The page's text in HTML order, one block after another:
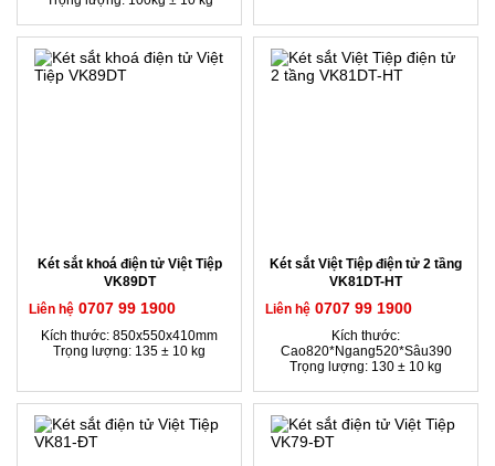
Két sắt khoá điện tử Việt Tiệp
VK89DT
Liên hệ 0707 99 1900
Kích thước: 850x550x410mm
Trọng lượng: 135 ± 10 kg
Két sắt Việt Tiệp điện tử 2 tầng
VK81DT-HT
Liên hệ 0707 99 1900
Kích thước:
Cao820*Ngang520*Sâu390
Trọng lượng: 130 ± 10 kg